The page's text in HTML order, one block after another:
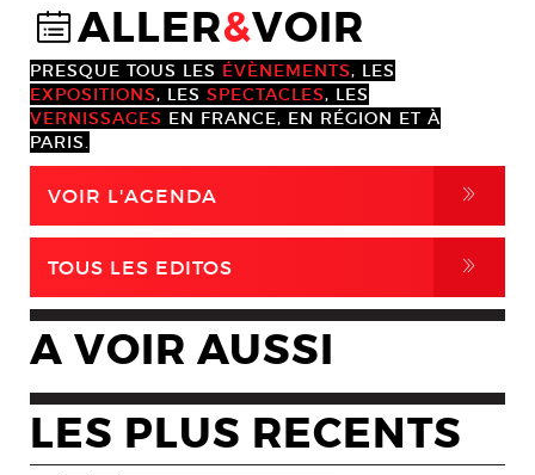
@ALLER&VOIR
PRESQUE TOUS LES ÉVÈNEMENTS, LES
EXPOSITIONS, LES SPECTACLES, LES
VERNISSAGES EN FRANCE, EN RÉGION ET À
PARIS.
VOIR L'AGENDA ,
TOUS LES EDITOS ,
A VOIR AUSSI
LES PLUS RECENTS